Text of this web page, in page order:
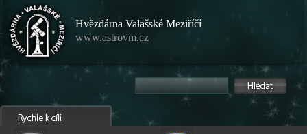
Hvězdárna Valašské Meziříčí
www.astrovm.cz